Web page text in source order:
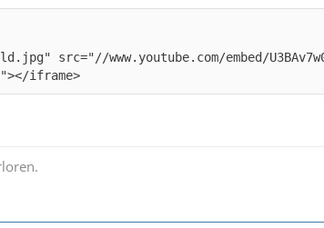
src="//www.youtube.com/embed/
iframe>